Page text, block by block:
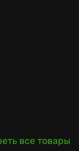
все товары